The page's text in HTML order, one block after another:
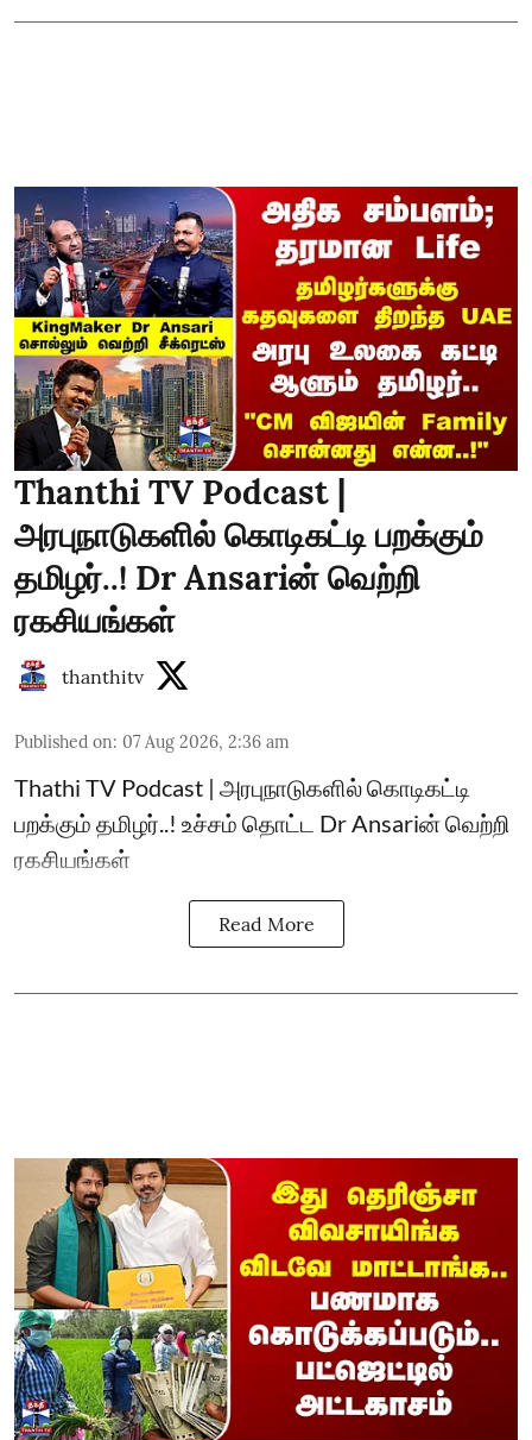
Thanthi TV Podcast |
அரபுநாடுகளில் கொடிகட்டி பறக்கும்
தமிழர்..! Dr Ansariன் வெற்றி
ரகசியங்கள்
thanthitv
Published on: 07 Aug 2026, 2:36 am
Thathi TV Podcast | அரபுநாடுகளில் கொடிகட்டி
பறக்கும் தமிழர்..! உச்சம் தொட்ட Dr Ansariன் வெற்றி
ரகசியங்கள்
Read More